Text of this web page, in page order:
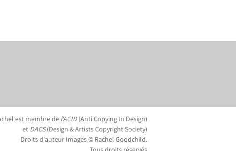
est membre de l'ACID(Anti Copying In Design)
et DACS(Design & Artists Copyright Society)
Droits d'auteur Images © Rachel Goodchild.